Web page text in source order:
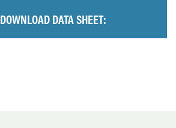
DOWNLOAD DATA SHEET: